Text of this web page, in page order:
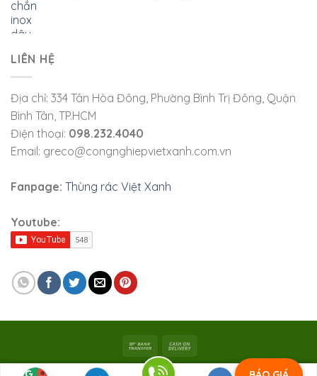
LIÊN HỆ
Địa chỉ: 334 Tân Hòa Đông, Phường Bình Trị Đông, Quận
Bình Tân, TP.HCM
Điện thoại: 098.232.4040
Email: greco@congnghiepvietxanh.com.vn
Fanpage: Thùng rác Việt Xanh
Youtube:
Bản quyền 2026 © Viet Xanh Industry |Công ty TNHH SX